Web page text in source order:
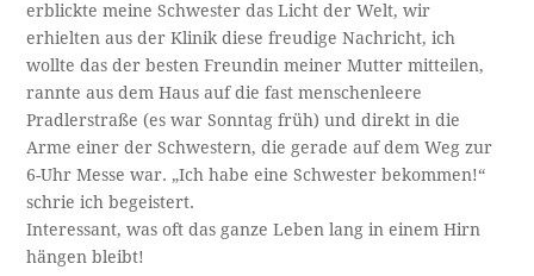
erblickte meine Schwester das Licht der Welt, wir
erhielten aus der Klinik diese freudige Nachricht, ich
wollte das der besten Freundin meiner Mutter mitteilen,
rannte aus dem Haus auf die fast menschenleere
Pradlerstraße (es war Sonntag früh) und direkt in die
Arme einer der Schwestern, die gerade auf dem Weg zur
6-Uhr Messe war. „Ich habe eine Schwester bekommen!“
schrie ich begeistert.
Interessant, was oft das ganze Leben lang in einem Hirn
hängen bleibt!